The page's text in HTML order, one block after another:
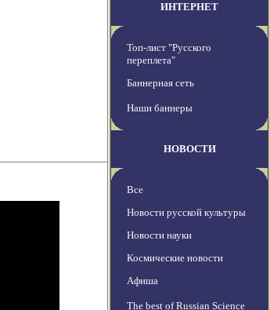
ИНТЕРНЕТ
Топ-лист "Русского
переплета"
Баннерная сеть
Наши баннеры
НОВОСТИ
Все
Новости русской культуры
Новости науки
Космические новости
Афиша
The best of Russian Science